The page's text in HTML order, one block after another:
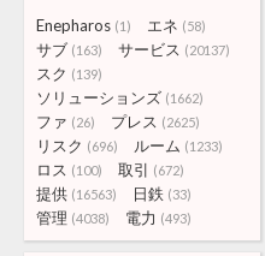
Enepharos (1) エネ (58)
サブ (163) サービス (20137)
スク (139)
ソリューションズ (1662)
ファ (26) プレス (2625)
リスク (696) ルーム (1233)
ロス (100) 取引 (672)
提供 (16563) 日鉄 (33)
管理 (4038) 電力 (493)